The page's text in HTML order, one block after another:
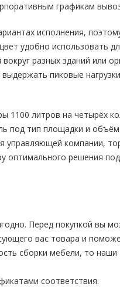
графикам
исполнения,
удобно использовать
разных зданий или
пиковые
1100 литров на четырёх
под тип площадки и
управляющей компании,
оптимального решения
Перед покупкой вы
вас товара и
сборки мебели, то
соответствия.